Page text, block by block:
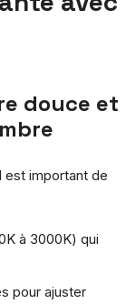
douce et
est important de
à 3000K) qui
pour ajuster